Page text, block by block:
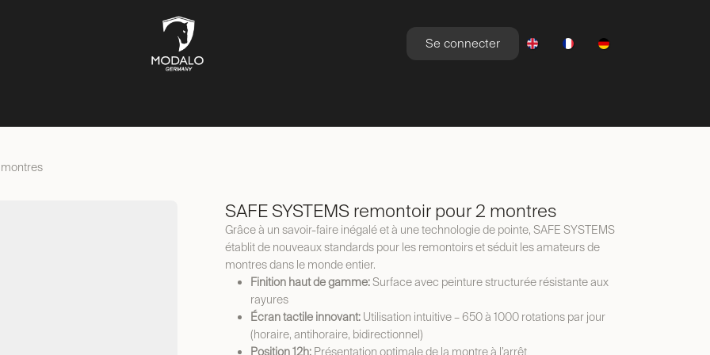
Se connecter
SAFE SYSTEMS remontoir pour 2 montres
Grâce à un savoir-faire inégalé et à une technologie de pointe, SAFE SYSTEMS
établit de nouveaux standards pour les remontoirs et séduit les amateurs de
montres dans le monde entier.
Finition haut de gamme:Surface avec peinture structurée résistante aux
rayures
Écran tactile innovant: Utilisation intuitive – 650 à 1000 rotations par jour
(horaire, antihoraire, bidirectionnel)
Position 12h: Présentation optimale de la montre à l’arrêt